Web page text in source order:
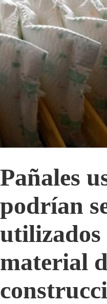
Pañales
podrían
utilizados
material